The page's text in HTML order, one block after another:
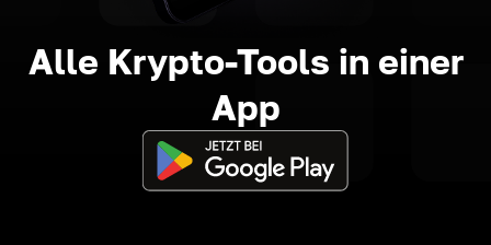
Alle Krypto-Tools in einer
App